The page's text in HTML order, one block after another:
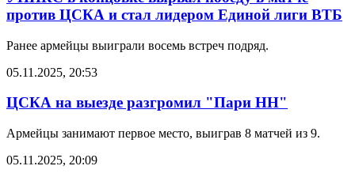
против ЦСКА и стал лидером Единой лиги ВТБ
Ранее армейцы выиграли восемь встреч подряд.
05.11.2025, 20:53
ЦСКА на выезде разгромил "Пари НН"
Армейцы занимают первое место, выиграв 8 матчей из 9.
05.11.2025, 20:09